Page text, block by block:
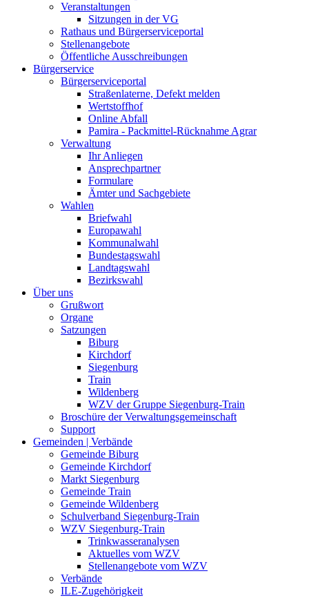
Veranstaltungen
Sitzungen in der VG
Rathaus und Bürgerserviceportal
Stellenangebote
Öffentliche Ausschreibungen
Bürgerservice
Bürgerserviceportal
Straßenlaterne, Defekt melden
Wertstoffhof
Online Abfall
Pamira - Packmittel-Rücknahme Agrar
Verwaltung
Ihr Anliegen
Ansprechpartner
Formulare
Ämter und Sachgebiete
Wahlen
Briefwahl
Europawahl
Kommunalwahl
Bundestagswahl
Landtagswahl
Bezirkswahl
Über uns
Grußwort
Organe
Satzungen
Biburg
Kirchdorf
Siegenburg
Train
Wildenberg
WZV der Gruppe Siegenburg-Train
Broschüre der Verwaltungsgemeinschaft
Support
Gemeinden | Verbände
Gemeinde Biburg
Gemeinde Kirchdorf
Markt Siegenburg
Gemeinde Train
Gemeinde Wildenberg
Schulverband Siegenburg-Train
WZV Siegenburg-Train
Trinkwasseranalysen
Aktuelles vom WZV
Stellenangebote vom WZV
Verbände
ILE-Zugehörigkeit